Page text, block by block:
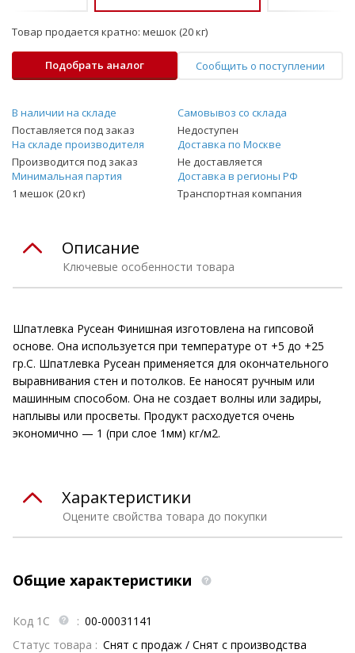
Товар продается кратно: мешок (20 кг)
Подобрать аналог Сообщить о поступлении
В наличии на складе
Поставляется под заказ
Самовывоз со склада
Недоступен
На складе производителя
Производится под заказ
Доставка по Москве
Не доставляется
Минимальная партия
1 мешок (20 кг)
Доставка в регионы РФ
Транспортная компания
Ключевые особенности товара
Описание
Шпатлевка Русеан Финишная изготовлена на гипсовой
основе. Она используется при температуре от +5 до +25
гр.С. Шпатлевка Русеан применяется для окончательного
выравнивания стен и потолков. Ее наносят ручным или
машинным способом. Она не создает волны или задиры,
наплывы или просветы. Продукт расходуется очень
экономично — 1 (при слое 1мм) кг/м2.
Оцените свойства товара до покупки
Характеристики
Общие характеристики
Код 1С : 00-00031141
Статус товара : Снят с продаж / Снят с производства